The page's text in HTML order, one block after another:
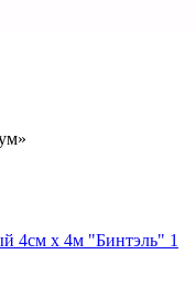
4см х 4м "Бинтэль" 1